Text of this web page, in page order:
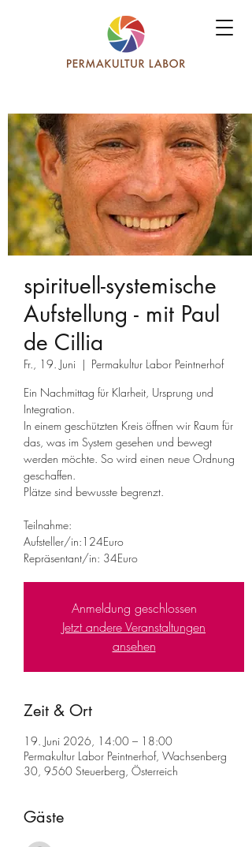
spirituell-systemische
Aufstellung - mit Paul
de Cillia
Fr., 19. Juni
  |
Permakultur Labor Peintnerhof
Ein Nachmittag für Klarheit, Ursprung und
Integration.
In einem geschützten Kreis öffnen wir Raum für
das, was im System gesehen und bewegt
werden möchte. So wird einen neue Ordnung
geschaffen.
Plätze sind bewusste begrenzt.
Teilnahme:
Aufsteller/in:124Euro
Repräsentant/in: 34Euro
Anmeldung geschlossen
Jetzt andere Veranstaltungen
ansehen
Zeit & Ort
19. Juni 2026, 14:00 – 18:00
Permakultur Labor Peintnerhof, Wachsenberg
30, 9560 Steuerberg, Österreich
Gäste